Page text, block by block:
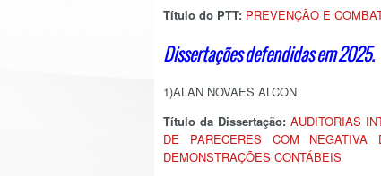
Título do PTT: PREVENÇÃO E
Dissertações defendidas em 2025.
1)ALAN NOVAES ALCON
Título da Dissertação: AUDITORIAS
DE PARECERES COM
DEMONSTRAÇÕES CONTÁBEIS